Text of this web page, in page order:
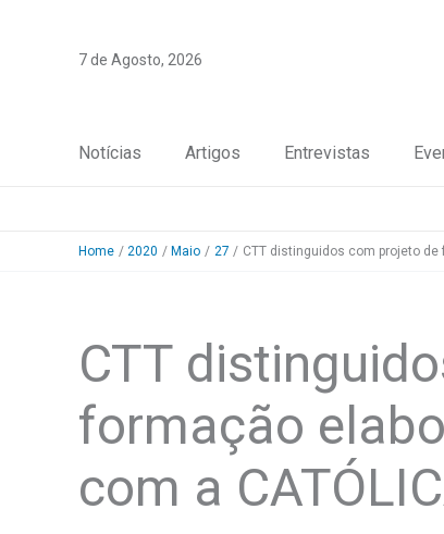
7 de Agosto, 2026
Notícias Artigos Entrevistas
Home 2020 Maio 27 CTT distinguidos com projeto de
CTT
formação
com a